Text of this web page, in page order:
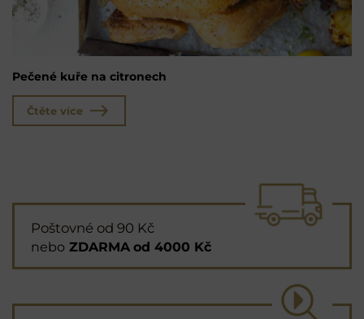
Pečené kuře na citronech
Čtěte více
Poštovné od 90 Kč
nebo ZDARMA od 4000 Kč